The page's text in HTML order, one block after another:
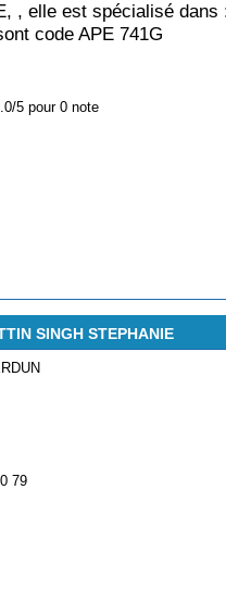
, elle est spécialisé dans
code APE 741G
5 pour 0 note
SINGH STEPHANIE
79